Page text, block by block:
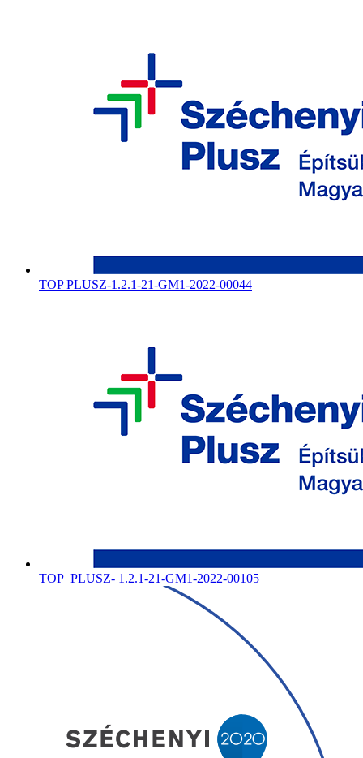
TOP PLUSZ-1.2.1-21-GM1-2022-00044
TOP_PLUSZ- 1.2.1-21-GM1-2022-00105